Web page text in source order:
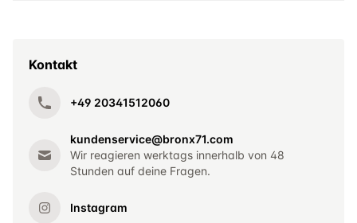
Kontakt
+49 20341512060
kundenservice@bronx71.com
Wir reagieren werktags innerhalb von 48
Stunden auf deine Fragen.
Instagram